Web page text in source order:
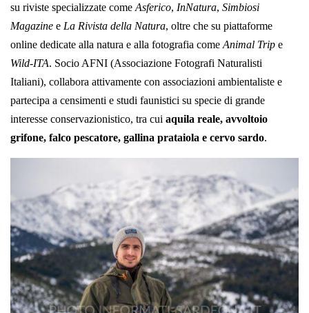
su riviste specializzate come Asferico, InNatura, Simbiosi
Magazine e La Rivista della Natura, oltre che su piattaforme
online dedicate alla natura e alla fotografia come Animal Trip e
Wild-ITA. Socio AFNI (Associazione Fotografi Naturalisti
Italiani), collabora attivamente con associazioni ambientaliste e
partecipa a censimenti e studi faunistici su specie di grande
interesse conservazionistico, tra cui aquila reale, avvoltoio
grifone, falco pescatore, gallina prataiola e cervo sardo.